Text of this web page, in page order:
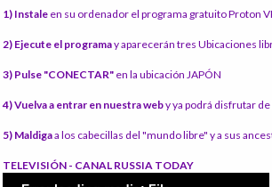
1) Instale en su ordenador el programa gratuito Proton
2) Ejecute el programay aparecerán tres Ubicaciones
3) Pulse "CONECTAR" en la ubicación JAPÓN
4) Vuelva a entrar en nuestra weby ya podrá disfrutar de
5) Maldigaa los cabecillas del "mundo libre" y a sus
TELEVISIÓN - CANAL RUSSIA TODAY